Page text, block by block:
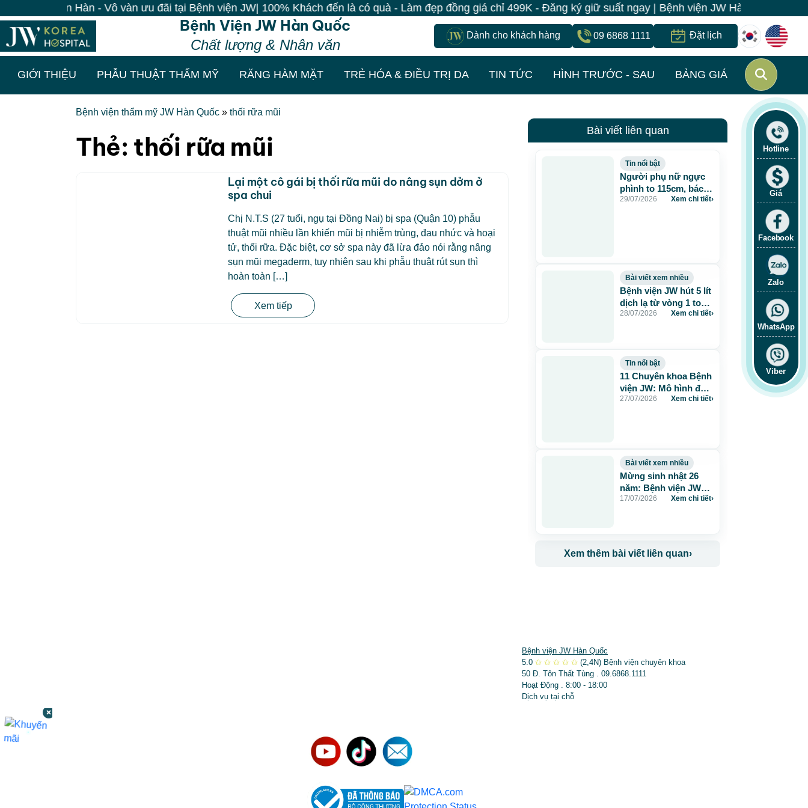
mỹ chuẩn Hàn - Vô vàn ưu đãi tại Bệnh viện JW| 100% Khách đến là có quà - Làm đẹp đồng giá chỉ 499K - Đăng ký giữ suất ngay | Bệnh viện JW Hàn Quốc có 1 địa
Bệnh Viện JW Hàn Quốc
Chất lượng & Nhân văn
Dành cho khách hàng 09 6868 1111 Đặt lịch
GIỚI THIỆU PHẪU THUẬT THẨM MỸ RĂNG HÀM MẶT TRẺ HÓA & ĐIỀU TRỊ DA TIN TỨC HÌNH TRƯỚC - SAU BẢNG GIÁ
Bệnh viện thẩm mỹ JW Hàn Quốc » thối rữa mũi
Thẻ: thối rữa mũi
Lại một cô gái bị thối rữa mũi do nâng sụn dởm ở
spa chui
Chị N.T.S (27 tuổi, ngụ tại Đồng Nai) bị spa (Quận 10) phẫu
thuật mũi nhiều lần khiến mũi bị nhiễm trùng, đau nhức và hoại
tử, thối rữa. Đặc biệt, cơ sở spa này đã lừa đảo nói rằng nâng
sụn mũi megaderm, tuy nhiên sau khi phẫu thuật rút sụn thì
hoàn toàn […]
Xem tiếp
Bài viết liên quan
Tin nổi bật
Người phụ nữ ngực
phình to 115cm, bác sĩ
JW lấy gần 5 lít dịch
29/07/2026 Xem chi tiết›
Bài viết xem nhiều
Bệnh viện JW hút 5 lít
dịch lạ từ vòng 1 to
115cm do tiêm mỡ
28/07/2026 Xem chi tiết›
Tin nổi bật
11 Chuyên khoa Bệnh
viện JW: Mô hình đa
khoa chuẩn Hàn chăm
27/07/2026 Xem chi tiết›
Bài viết xem nhiều
Mừng sinh nhật 26
năm: Bệnh viện JW
tặng 260 suất thẩm
17/07/2026 Xem chi tiết›
Xem thêm bài viết liên quan›
Hotline
Giá
Facebook
Zalo
WhatsApp
Viber
Bệnh viện JW Hàn Quốc
5.0 ✩ ✩ ✩ ✩ ✩ (2,4N) Bệnh viện chuyên khoa
50 Đ. Tôn Thất Tùng . 09.6868.1111
Hoạt Động . 8:00 - 18:00
Dịch vụ tại chỗ